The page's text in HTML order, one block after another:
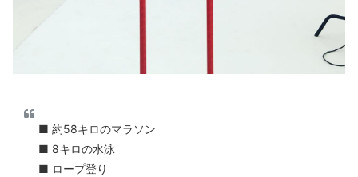
■ 約58キロのマラソン
■ 8キロの水泳
■ ロープ登り